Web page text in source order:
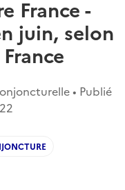
France -
juin, selon
• Publié